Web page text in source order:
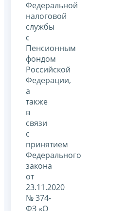
Федеральной
налоговой
службы
с
Пенсионным
фондом
Российской
Федерации,
а
также
в
связи
с
принятием
Федерального
закона
от
23.11.2020
№ 374-
ФЗ «О